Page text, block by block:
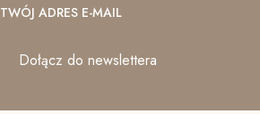
TWÓJ ADRES E-MAIL
Dołącz do newslettera